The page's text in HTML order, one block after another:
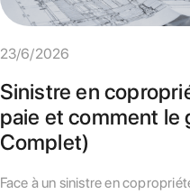
23/6/2026
Sinistre en
paie et comment le
Complet)
Face à un sinistre en